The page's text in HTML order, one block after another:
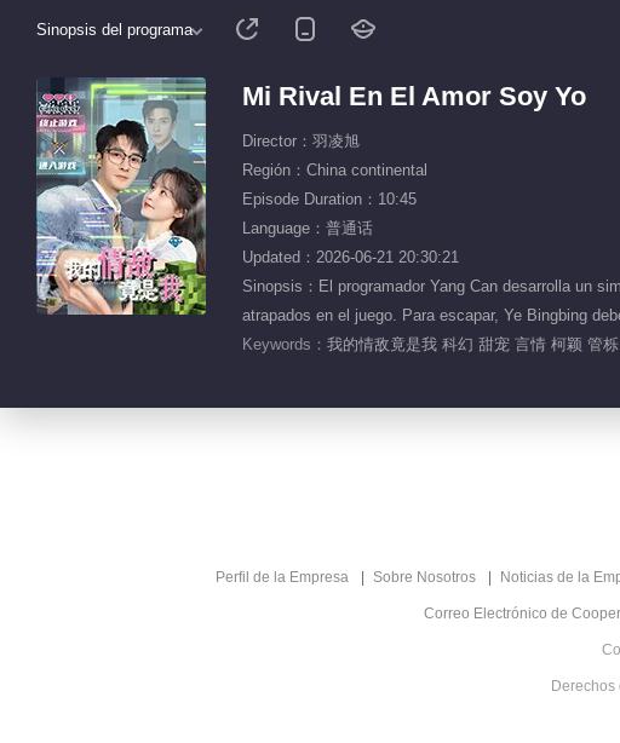
Sinopsis del programa
Mi Rival En El Amor Soy Yo
Director：羽凌旭
Región：China continental
Episode Duration：10:45
Language：普通话
Updated：2026-06-21 20:30:21
Sinopsis：El programador Yang Can desarrolla un
atrapados en el juego. Para escapar, Ye Bingbing
Keywords： 我的情敌竟是我 科幻 甜宠 言情 柯颖 管栎
Perfil de la Empresa Sobre Nosotros Noticias de la
Correo Electrónico de
Derechos